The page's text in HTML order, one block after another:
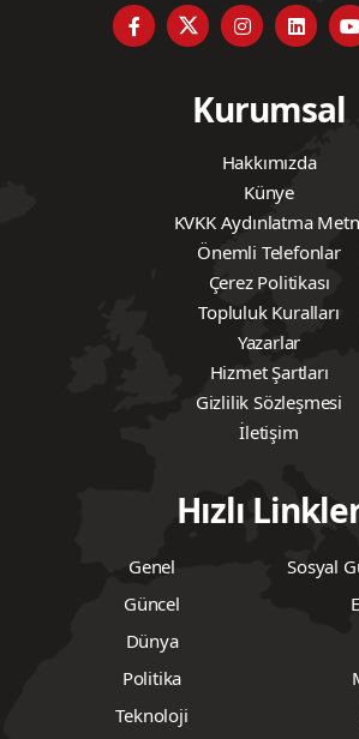
Kurumsal
Hakkımızda
Künye
KVKK Aydınlatma
Önemli Telefonlar
Çerez Politikası
Topluluk Kuralları
Yazarlar
Hizmet Şartları
Gizlilik Sözleşmesi
İletişim
Hızlı
Genel
Sosyal
Güncel
Dünya
Politika
Teknoloji